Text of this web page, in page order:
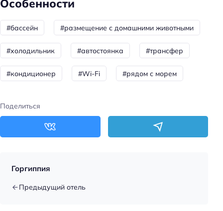
доступно
Удобства для людей с ограниченными
возможностями здоровья
Парковка для людей с инвалидностью
Парковка
Особенности
#бассейн #размещение с домашними животными
#холодильник #автостоянка #трансфер
#кондиционер #Wi-Fi #рядом с морем
Поделиться
Горгиппия
Предыдущий отель